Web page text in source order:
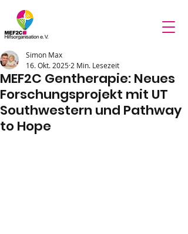
MEF2C Gentherapie: Neues
Forschungsprojekt mit UT
Southwestern und Pathway
to Hope
Simon Max
16. Okt. 2025 2 Min. Lesezeit